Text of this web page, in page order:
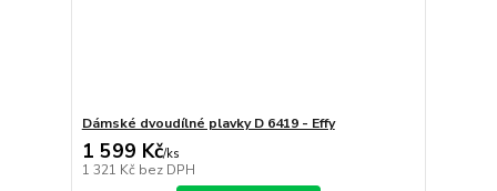
Dámské dvoudílné plavky D 6419 - Effy
1 599 Kč/ks
1 321 Kč bez DPH